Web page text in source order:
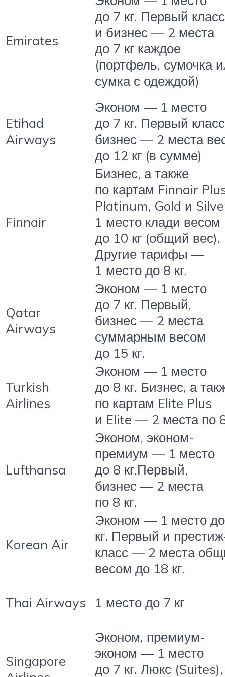
Emirates
до 7 кг. Первый класс
и бизнес — 2 места
до 7 кг каждое
(портфель, сумочка
сумка с одеждой)
Etihad
Airways
Эконом — 1 место
до 7 кг. Первый
бизнес — 2 места
до 12 кг (в сумме)
Finnair
Бизнес, а также
по картам Finnair
Platinum, Gold и
1 место клади весом
до 10 кг (общий вес).
Другие тарифы —
1 место до 8 кг.
Qatar
Airways
Эконом — 1 место
до 7 кг. Первый,
бизнес — 2 места
суммарным весом
до 15 кг.
Turkish
Airlines
Эконом — 1 место
до 8 кг. Бизнес, а
по картам Elite Plus
и Elite — 2 места по
Lufthansa
Эконом, эконом-
премиум — 1 место
до 8 кг.Первый,
бизнес — 2 места
по 8 кг.
Korean Air
Эконом — 1 место
кг. Первый и
класс — 2 места
весом до 18 кг.
Thai Airways 1 место до 7 кг
Singapore
Эконом, премиум-
эконом — 1 место
до 7 кг. Люкс (Suites),